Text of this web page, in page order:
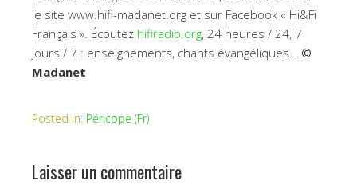
le site www.hifi-madanet.org et sur Facebook « Hi&Fi
Français ». Écoutez hifiradio.org, 24 heures / 24, 7
jours / 7 : enseignements, chants évangéliques… ©
Madanet
Posted in: Péricope (Fr)
Laisser un commentaire